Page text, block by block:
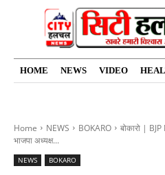
HOME NEWS VIDEO
Home NEWS BOKARO
बोकारो |
भाजपा अध्यक्ष...
NEWS BOKARO